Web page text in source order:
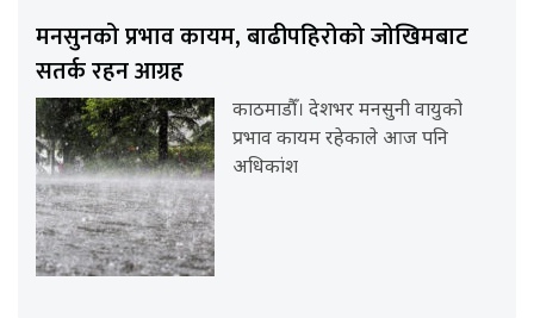
मनसुनको प्रभाव कायम, बाढीपहिरोको जोखिमबाट
सतर्क रहन आग्रह
काठमाडौँ। देशभर मनसुनी वायुको
प्रभाव कायम रहेकाले आज पनि
अधिकांश